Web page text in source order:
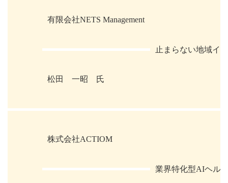
有限会社NETS Management
止まらない地域イ
松田 一昭 氏
株式会社ACTIOM
業界特化型AIヘル